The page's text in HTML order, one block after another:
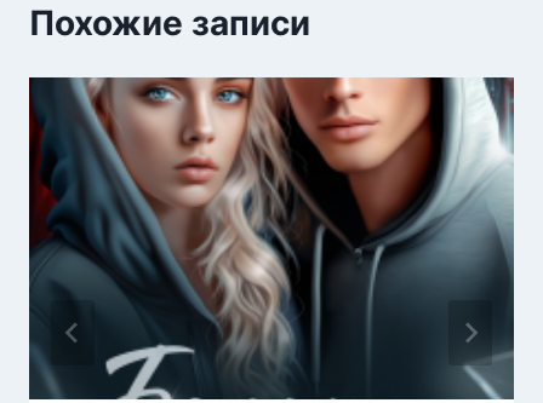
Похожие записи